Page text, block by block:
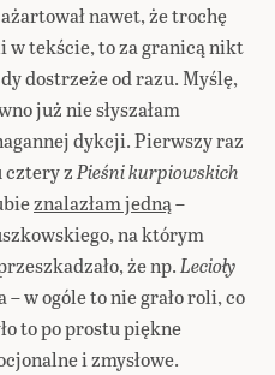
nawet, że trochę
w tekście, to za granicą nikt
dostrzeże od razu. Myślę,
już nie słyszałam
dykcji. Pierwszy raz
cztery zPieśni kurpiowskich
znalazłam jedną–
na którym
że np.Lecioły
w ogóle to nie grało roli, co
to po prostu piękne
i zmysłowe.